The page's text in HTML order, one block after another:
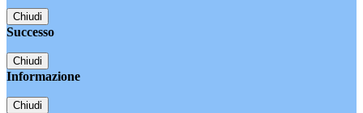
Chiudi
Successo
Chiudi
Informazione
Chiudi